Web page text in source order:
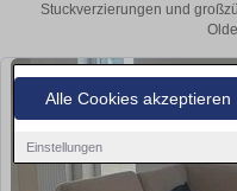
Alle Cookies akzeptieren
Einstellungen
Stuckverzierungen und